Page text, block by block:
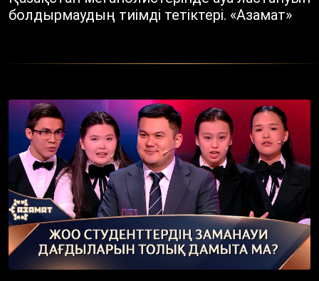
болдырмаудың тиімді тетіктері. «Азамат»